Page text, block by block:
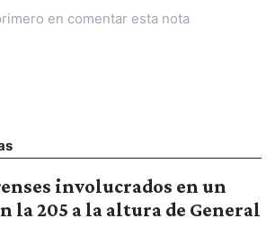
en comentar esta nota
involucrados en un
la 205 a la altura de General